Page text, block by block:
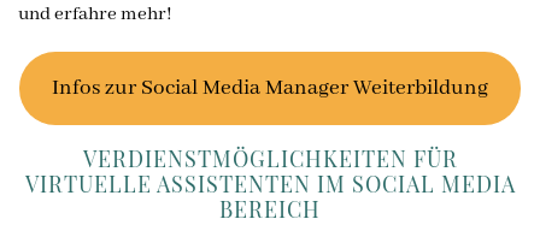
und erfahre mehr!
Infos zur Social Media Manager Weiterbildung
VERDIENSTMÖGLICHKEITEN FÜR
VIRTUELLE ASSISTENTEN IM SOCIAL MEDIA
BEREICH